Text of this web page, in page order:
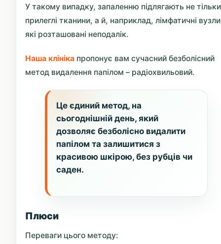
У такому випадку, запаленню підлягають не тільки
прилеглі тканини, а й, наприклад, лімфатичні
які розташовані неподалік.
Наша клініка пропонує вам сучасний безболісний
метод видалення папілом – радіохвильовий.
Це єдиний метод, на
сьогоднішній день, який
дозволяє безболісно видалити
папілом та залишитися з
красивою шкірою, без рубців чи
саден.
Плюси
Переваги цього методу: